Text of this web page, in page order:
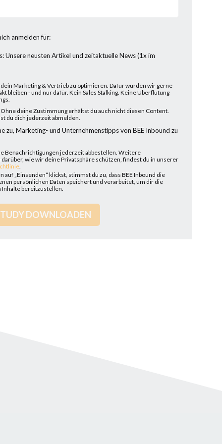
anmelden für:
Unsere neusten Artikel und zeitaktuelle News (1x im
Marketing & Vertrieb zu optimieren. Dafür würden wir gerne
bleiben - und nur dafür. Kein Sales Stalking. Keine Überflutung
deine Zustimmung erhältst du auch nicht diesen Content.
du dich jederzeit abmelden.
zu, Marketing- und Unternehmenstipps von BEE Inbound zu
Benachrichtigungen jederzeit abbestellen. Weitere
wie wir deine Privatsphäre schützen, findest du in unserer
.
auf „Einsenden“ klickst, stimmst du zu, dass BEE Inbound die
persönlichen Daten speichert und verarbeitet, um dir die
bereitzustellen.